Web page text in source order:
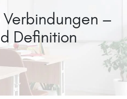
–
Definition